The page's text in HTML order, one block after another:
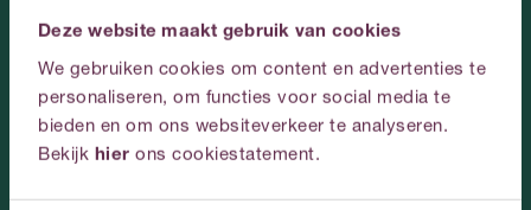
Deze website maakt gebruik van cookies
We gebruiken cookies om content en advertenties te
personaliseren, om functies voor social media te
bieden en om ons websiteverkeer te analyseren.
Bekijk hier ons cookiestatement.
05 CONTACT
CONTACT
NEDERLANDS
Planjeeventbij
TOBACCO.